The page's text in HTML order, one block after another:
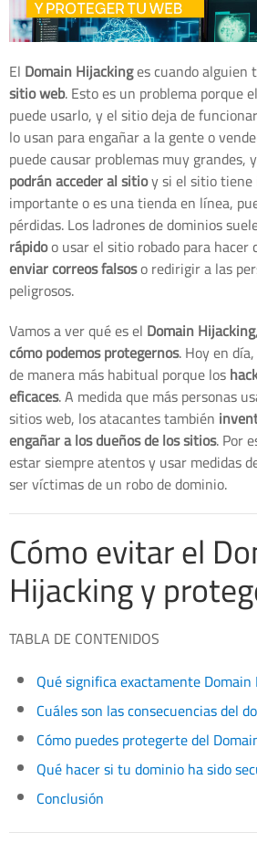
El Domain Hijackinges cuando alguien
sitio web. Esto es un problema porque
puede usarlo, y el sitio deja de
lo usan para engañar a la gente o
puede causar problemas muy grandes,
podrán acceder al sitioy si el sitio tiene
importante o es una tienda en línea,
pérdidas. Los ladrones de dominios
rápidoo usar el sitio robado para hacer
enviar correos falsoso redirigir a las
peligrosos.
Vamos a ver qué es el Domain Hijacking
cómo podemos protegernos. Hoy en
de manera más habitual porque los
eficaces. A medida que más personas
sitios web, los atacantes también
engañar a los dueños de los sitios. Por
estar siempre atentos y usar medidas
ser víctimas de un robo de dominio.
Cómo evitar el
Hijacking y
TABLA DE CONTENIDOS
Qué significa exactamente
Cuáles son las consecuencias del
Cómo puedes protegerte del
Qué hacer si tu dominio ha sido
Conclusión